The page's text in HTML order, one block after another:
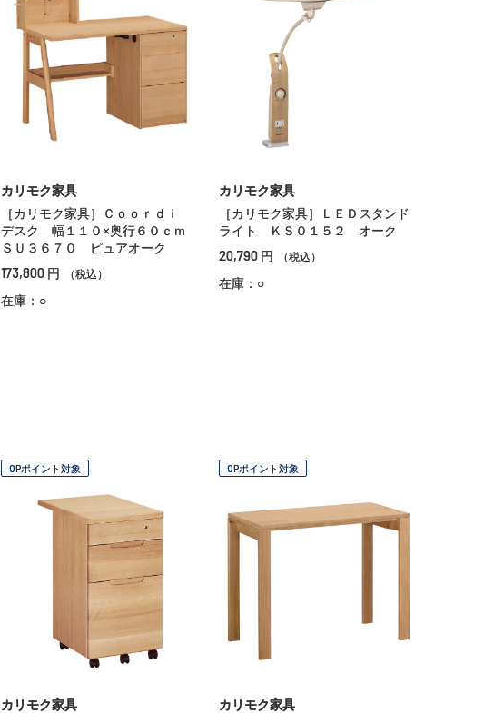
カリモク家具
［カリモク家具］Ｃｏｏｒｄｉ
デスク 幅１１０×奥行６０ｃｍ
ＳＵ３６７０ ピュアオーク
173,800 円 （税込）
在庫：○
カリモク家具
［カリモク家具］ＬＥＤスタンド
ライト ＫＳ０１５２ オーク
20,790 円 （税込）
在庫：○
OPポイント対象
カリモク家具
OPポイント対象
カリモク家具